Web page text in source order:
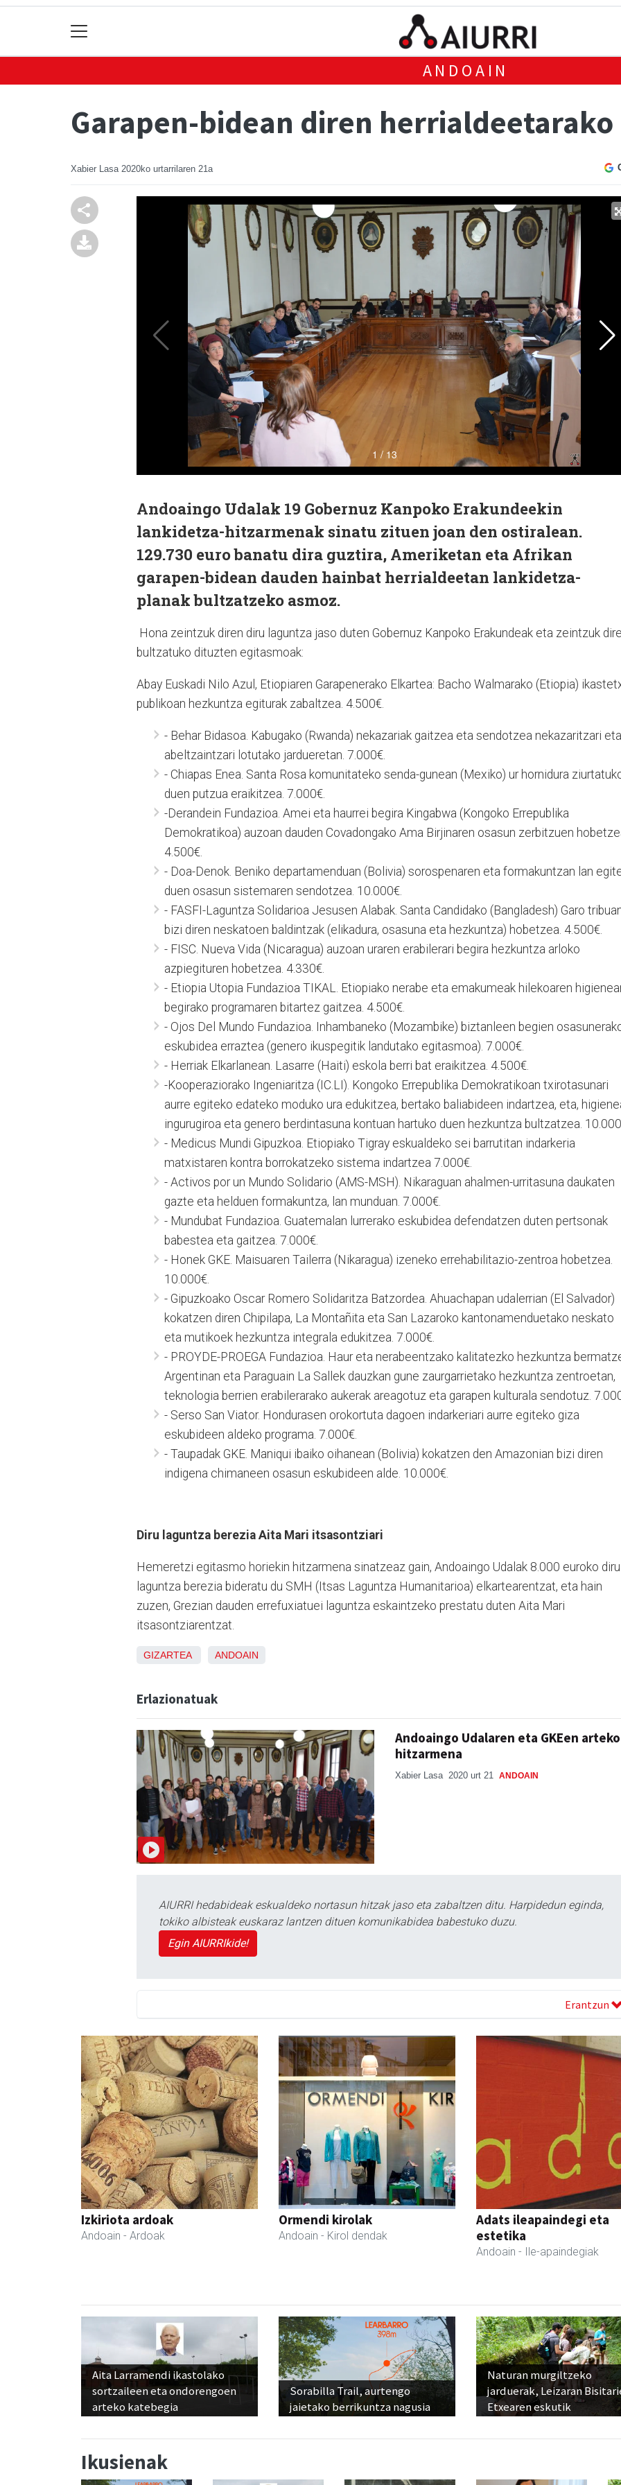
ANDOAIN
Garapen-bidean diren
Xabier Lasa 2020ko urtarrilaren 21a
Andoaingo Udalak 19 Gobernuz Kanpoko Erakundeekin
lankidetza-hitzarmenak sinatu zituen joan den ostiralean.
129.730 euro banatu dira guztira, Ameriketan eta Afrikan
garapen-bidean dauden hainbat herrialdeetan lankidetza-
planak bultzatzeko asmoz.
Hona zeintzuk diren diru laguntza jaso duten Gobernuz Kanpoko Erakundeak eta zeintzuk
bultzatuko dituzten egitasmoak:
Abay Euskadi Nilo Azul, Etiopiaren Garapenerako Elkartea: Bacho Walmarako (Etiopia)
publikoan hezkuntza egiturak zabaltzea. 4.500€.
- Behar Bidasoa. Kabugako (Rwanda) nekazariak gaitzea eta sendotzea nekazaritzari eta
abeltzaintzari lotutako jardueretan. 7.000€.
- Chiapas Enea. Santa Rosa komunitateko senda-gunean (Mexiko) ur hornidura
duen putzua eraikitzea. 7.000€.
-Derandein Fundazioa. Amei eta haurrei begira Kingabwa (Kongoko Errepublika
Demokratikoa) auzoan dauden Covadongako Ama Birjinaren osasun zerbitzuen
4.500€.
- Doa-Denok. Beniko departamenduan (Bolivia) sorospenaren eta formakuntzan lan
duen osasun sistemaren sendotzea. 10.000€.
- FASFI-Laguntza Solidarioa Jesusen Alabak. Santa Candidako (Bangladesh) Garo
bizi diren neskatoen baldintzak (elikadura, osasuna eta hezkuntza) hobetzea. 4.500€.
- FISC. Nueva Vida (Nicaragua) auzoan uraren erabilerari begira hezkuntza arloko
azpiegituren hobetzea. 4.330€.
- Etiopia Utopia Fundazioa TIKAL. Etiopiako nerabe eta emakumeak hilekoaren
begirako programaren bitartez gaitzea. 4.500€.
- Ojos Del Mundo Fundazioa. Inhambaneko (Mozambike) biztanleen begien
eskubidea erraztea (genero ikuspegitik landutako egitasmoa). 7.000€.
- Herriak Elkarlanean. Lasarre (Haiti) eskola berri bat eraikitzea. 4.500€.
-Kooperaziorako Ingeniaritza (IC.LI). Kongoko Errepublika Demokratikoan txirotasunari
aurre egiteko edateko moduko ura edukitzea, bertako baliabideen indartzea, eta,
ingurugiroa eta genero berdintasuna kontuan hartuko duen hezkuntza bultzatzea.
- Medicus Mundi Gipuzkoa. Etiopiako Tigray eskualdeko sei barrutitan indarkeria
matxistaren kontra borrokatzeko sistema indartzea 7.000€.
- Activos por un Mundo Solidario (AMS-MSH). Nikaraguan ahalmen-urritasuna daukaten
gazte eta helduen formakuntza, lan munduan. 7.000€.
- Mundubat Fundazioa. Guatemalan lurrerako eskubidea defendatzen duten pertsonak
babestea eta gaitzea. 7.000€.
- Honek GKE. Maisuaren Tailerra (Nikaragua) izeneko errehabilitazio-zentroa hobetzea.
10.000€.
- Gipuzkoako Oscar Romero Solidaritza Batzordea. Ahuachapan udalerrian (El Salvador)
kokatzen diren Chipilapa, La Montañita eta San Lazaroko kantonamenduetako neskato
eta mutikoek hezkuntza integrala edukitzea. 7.000€.
- PROYDE-PROEGA Fundazioa. Haur eta nerabeentzako kalitatezko hezkuntza
Argentinan eta Paraguain La Sallek dauzkan gune zaurgarrietako hezkuntza zentroetan,
teknologia berrien erabilerarako aukerak areagotuz eta garapen kulturala sendotuz.
- Serso San Viator. Hondurasen orokortuta dagoen indarkeriari aurre egiteko giza
eskubideen aldeko programa. 7.000€.
- Taupadak GKE. Maniqui ibaiko oihanean (Bolivia) kokatzen den Amazonian bizi diren
indigena chimaneen osasun eskubideen alde. 10.000€.
Diru laguntza berezia Aita Mari itsasontziari
Hemeretzi egitasmo horiekin hitzarmena sinatzeaz gain, Andoaingo Udalak 8.000 euroko diru
laguntza berezia bideratu du SMH (Itsas Laguntza Humanitarioa) elkartearentzat, eta hain
zuzen, Grezian dauden errefuxiatuei laguntza eskaintzeko prestatu duten Aita Mari
itsasontziarentzat.
GIZARTEA ANDOAIN
Erlazionatuak
Andoaingo Udalaren eta GKEen arteko
hitzarmena
Xabier Lasa 2020 urt 21 ANDOAIN
AIURRI hedabideak eskualdeko nortasun hitzak jaso eta zabaltzen ditu. Harpidedun eginda,
tokiko albisteak euskaraz lantzen dituen komunikabidea babestuko duzu.
Egin AIURRIkide!
Erantzun
Izkiriota ardoak
Andoain - Ardoak
Ormendi kirolak
Andoain - Kirol dendak
Adats ileapaindegi eta
estetika
Andoain - Ile-apaindegiak
Aita Larramendi ikastolako
sortzaileen eta ondorengoen
arteko katebegia
Sorabilla Trail, aurtengo
jaietako berrikuntza nagusia
Naturan murgiltzeko
jarduerak, Leizaran
Etxearen eskutik
Ikusienak